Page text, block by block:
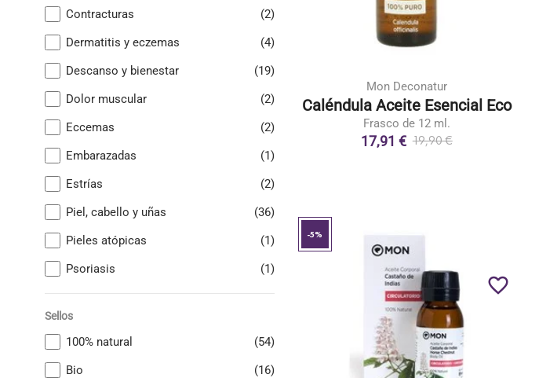
Contracturas
(2)
Dermatitis y eczemas
(4)
Descanso y bienestar
(19)
Dolor muscular
(2)
Eccemas
(2)
Embarazadas
(1)
Estrías
(2)
Piel, cabello y uñas
(36)
Pieles atópicas
(1)
Psoriasis
(1)
Sellos
100% natural
(54)
Bio
(16)
Mon Deconatur
Caléndula Aceite Esencial Eco
Frasco de 12 ml.
17,91 € 19,90 €
-5%
favorite_border